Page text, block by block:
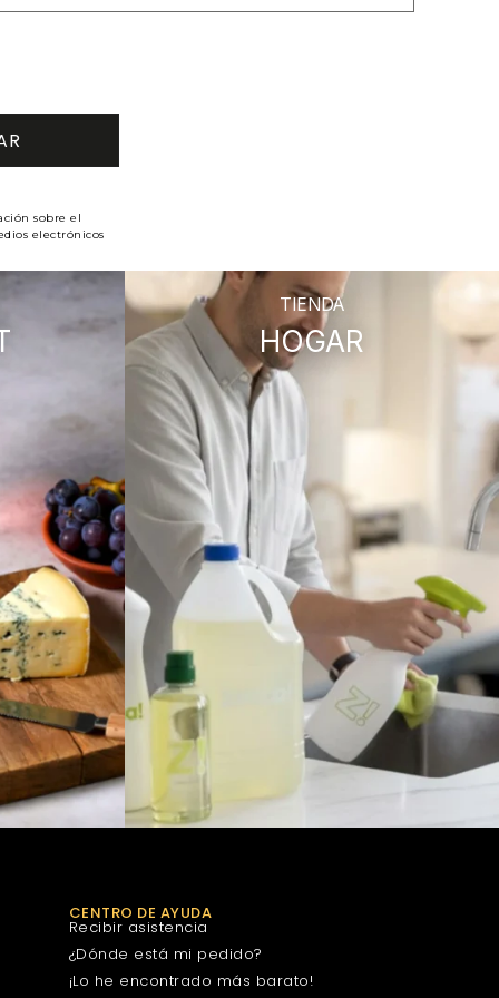
sobre el
electrónicos
TIENDA
HOGAR
CENTRO DE AYUDA
Recibir asistencia
¿Dónde está mi pedido?
¡Lo he encontrado más barato!